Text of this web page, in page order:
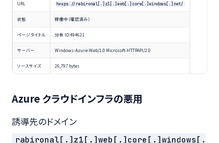
URL hxxps://rabironal[.]z1[.]web[.]core[.]windows[.]net/
状態 稼働中（確認済み）
ページタイトル 分析 ID:494621
サーバー Windows-Azure-Web/1.0 Microsoft-HTTPAPI/2.0
ソースサイズ 26,797 bytes
Azure クラウドインフラの悪用
誘導先のドメイン
rabironal[.]z1[.]web[.]core[.]windows[.